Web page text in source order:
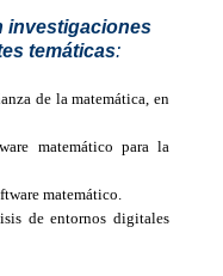
investigaciones
temáticas:
de la matemática, en
matemático para la
matemático.
de entornos digitales